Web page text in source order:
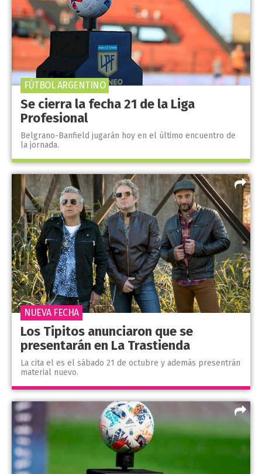
Se cierra la fecha 21 de la Liga
Profesional
Belgrano-Banfield jugarán hoy en el último encuentro de
la jornada.
FÚTBOL ARGENTINO
Los Tipitos anunciaron que se
presentarán en La Trastienda
La cita el es el sábado 21 de octubre y además presentrán
material nuevo.
NUEVA FECHA